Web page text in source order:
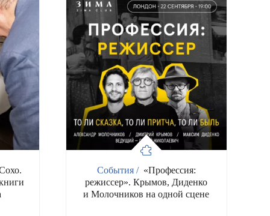
События / «Профессия:
режиссер». Крымов, Диденко
и Молочников на одной сцене